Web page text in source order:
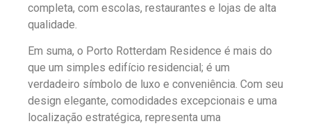
completa, com escolas, restaurantes e lojas de alta
qualidade.
Em suma, o Porto Rotterdam Residence é mais do
que um simples edifício residencial; é um
verdadeiro símbolo de luxo e conveniência. Com seu
design elegante, comodidades excepcionais e uma
localização estratégica, representa uma